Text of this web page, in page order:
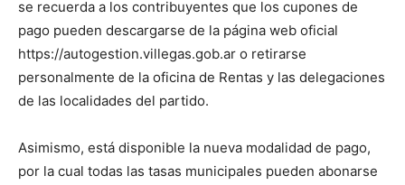
se recuerda a los contribuyentes que los cupones de
pago pueden descargarse de la página web oficial
https://autogestion.villegas.gob.ar o retirarse
personalmente de la oficina de Rentas y las delegaciones
de las localidades del partido.
Asimismo, está disponible la nueva modalidad de pago,
por la cual todas las tasas municipales pueden abonarse